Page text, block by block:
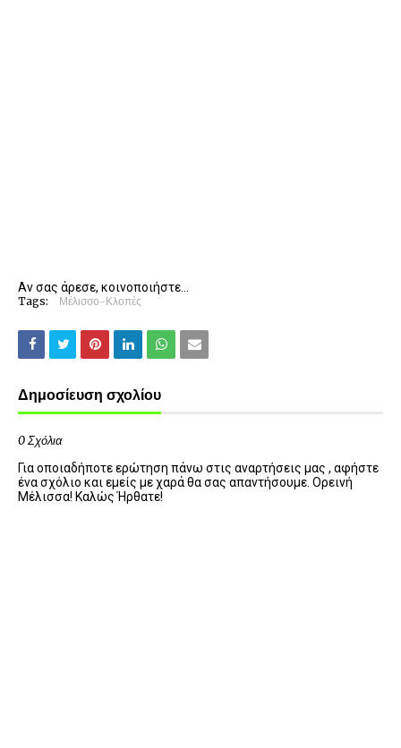
Αν σας άρεσε, κοινοποιήστε...
Tags: Μέλισσο-Κλοπές
Δημοσίευση σχολίου
0 Σχόλια
Για οποιαδήποτε ερώτηση πάνω στις αναρτήσεις μας , αφήστε
ένα σχόλιο και εμείς με χαρά θα σας απαντήσουμε. Ορεινή
Μέλισσα! Καλώς Ήρθατε!